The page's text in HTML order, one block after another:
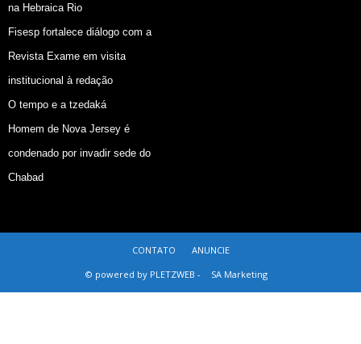
na Hebraica Rio
Fisesp fortalece diálogo com a
Revista Exame em visita
institucional à redação
O tempo e a tzedaká
Homem de Nova Jersey é
condenado por invadir sede do
Chabad
CONTATO
ANUNCIE
© powered by PLETZWEB -
SA Marketing